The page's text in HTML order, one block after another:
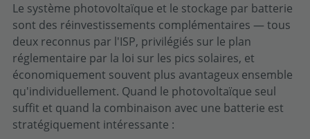
Le système photovoltaïque et le stockage par batterie
sont des réinvestissements complémentaires — tous
deux reconnus par l'ISP, privilégiés sur le plan
réglementaire par la loi sur les pics solaires, et
économiquement souvent plus avantageux ensemble
qu'individuellement. Quand le photovoltaïque seul
suffit et quand la combinaison avec une batterie est
stratégiquement intéressante :